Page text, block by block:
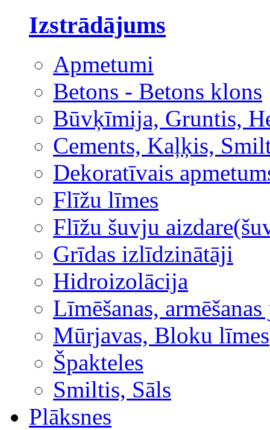
Izstrādājums
Apmetumi
Betons - Betons klons
Būvķīmija, Gruntis,
Cements, Kaļķis,
Dekoratīvais
Flīžu līmes
Flīžu šuvju
Grīdas izlīdzinātāji
Hidroizolācija
Līmēšanas, armēšanas
Mūrjavas, Bloku līmes
Špakteles
Smiltis, Sāls
Plāksnes